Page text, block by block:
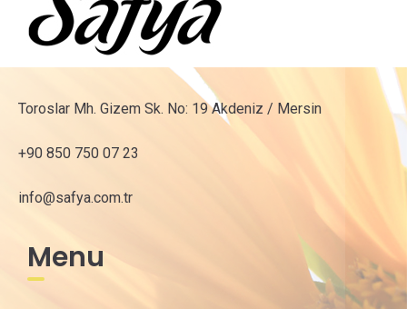
Toroslar Mh. Gizem Sk. No: 19 Akdeniz / Mersin
+90 850 750 07 23
info@safya.com.tr
Menu